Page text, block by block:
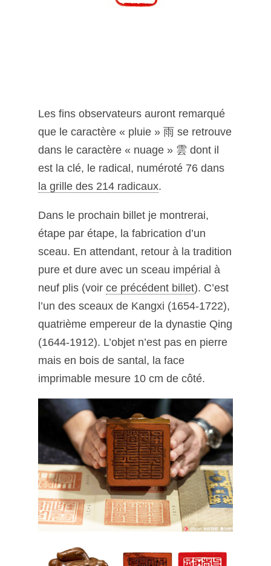
Les fins observateurs auront remarqué
que le caractère « pluie » 雨 se retrouve
dans le caractère « nuage » 雲 dont il
est la clé, le radical, numéroté 76 dans
la grille des 214 radicaux.
Dans le prochain billet je montrerai,
étape par étape, la fabrication d’un
sceau. En attendant, retour à la tradition
pure et dure avec un sceau impérial à
neuf plis (voir ce précédent billet). C’est
l’un des sceaux de Kangxi (1654-1722),
quatrième empereur de la dynastie Qing
(1644-1912). L’objet n’est pas en pierre
mais en bois de santal, la face
imprimable mesure 10 cm de côté.